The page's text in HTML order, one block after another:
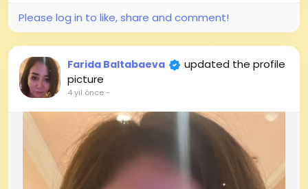
Please log in to like, share and comment!
Farida Baltabaeva
updated the profile
picture
4 yıl önce-